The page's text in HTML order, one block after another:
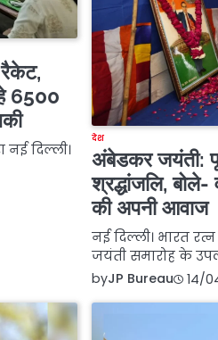
रैकेट,
6500
नई दिल्ली।
देश
अंबेडकर जयंती:
श्रद्धांजलि,
की अपनी आवाज
नई दिल्ली। भारत
जयंती समारोह के
byJP Bureau 14/